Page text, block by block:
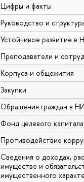
Цифры и факты
Руководство и
Устойчивое развитие
Преподаватели и
Корпуса и общежития
Закупки
Обращения граждан в
Фонд целевого капитала
Противодействие
Сведения о доходах,
имуществе и
имущественного